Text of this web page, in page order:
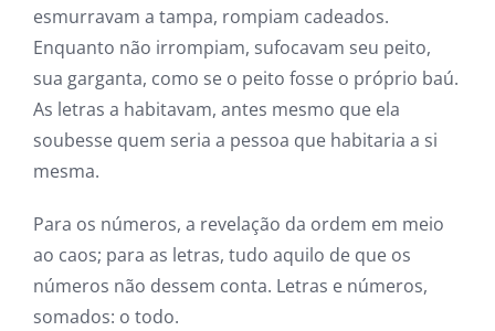
esmurravam a tampa, rompiam cadeados.
Enquanto não irrompiam, sufocavam seu peito,
sua garganta, como se o peito fosse o próprio baú.
As letras a habitavam, antes mesmo que ela
soubesse quem seria a pessoa que habitaria a si
mesma.
Para os números, a revelação da ordem em meio
ao caos; para as letras, tudo aquilo de que os
números não dessem conta. Letras e números,
somados: o todo.